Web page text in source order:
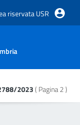
riservata USR
2023( Pagina 2 )